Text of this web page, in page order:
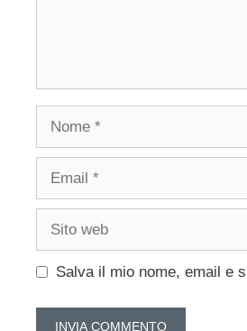
Nome
Email
Sito
Salva il mio nome, email e